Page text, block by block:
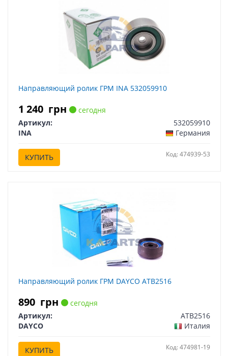
Направляющий ролик ГРМ INA 532059910
1 240 грн
сегодня
Артикул:
532059910
INA
Германия
КУПИТЬ Код: 474939-53
Направляющий ролик ГРМ DAYCO ATB2516
890 грн
сегодня
Артикул:
ATB2516
DAYCO
Италия
КУПИТЬ Код: 474981-19